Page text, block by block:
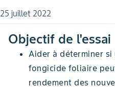
25 juillet 2022
Objectif de l'essai
Aider à déterminer
fongicide foliaire
rendement des